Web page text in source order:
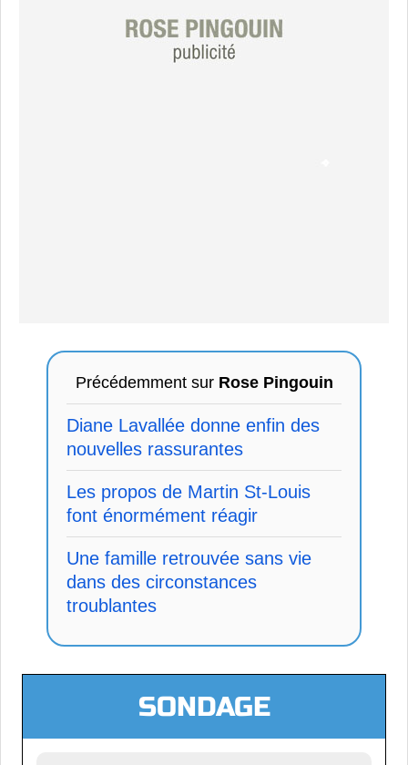
Précédemment sur Rose Pingouin
Diane Lavallée donne enfin des
nouvelles rassurantes
Les propos de Martin St-Louis
font énormément réagir
Une famille retrouvée sans vie
dans des circonstances
troublantes
SONDAGE